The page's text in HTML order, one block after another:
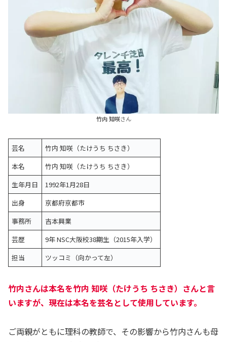
竹内 知咲さん
芸名
竹内 知咲（たけうち ちさき）
本名
竹内 知咲（たけうち ちさき）
生年月日
1992年1月28日
出身
京都府京都市
事務所
吉本興業
芸歴
9年 NSC大阪校38期生（2015年入学）
担当
ツッコミ（向かって左）
竹内さんは本名を竹内 知咲（たけうち ちさき）さんと言
いますが、現在は本名を芸名として使用しています。
ご両親がともに理科の教師で、その影響から竹内さんも母